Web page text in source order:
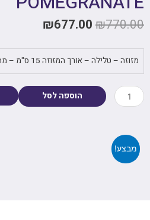
₪770.00
₪677.00
מזוזה – טלילה – אורך המזוזה 15 ס"מ – מתאימה לקלף 12 ס"מ
הוספה לסל
מבצע!